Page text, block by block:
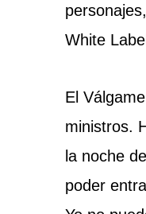
White
El
ministros.
la noche
poder